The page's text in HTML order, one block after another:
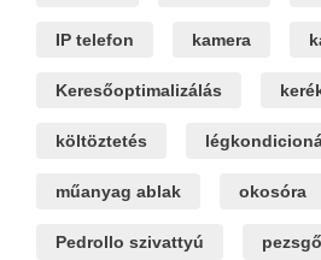
IP telefon kamera
Keresőoptimalizálás
költöztetés
műanyag ablak okosóra
Pedrollo szivattyú pezsgő